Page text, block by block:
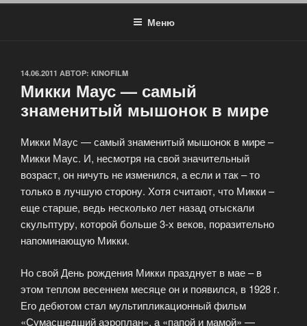
Меню
ОПУБЛИКОВАНО
14.06.2011 АВТОР: KINOFILM
Микки Маус — самый
знаменитый мышонок в мире
Микки Маус — самый знаменитый мышонок в мире –
Микки Маус. И, несмотря на свой значительный
возраст, он ничуть не изменился, а если и так – то
только в лучшую сторону. Хотя считают, что Микки –
еще старше, ведь несколько лет назад отыскали
скульптуру, которой больше 3-х веков, поразительно
напоминающую Микки.
Но свой День рождения Микки празднует в мае – в
этом теплом весеннем месяце он и появился, в 1928 г.
Его дебютом стал мультипликационный фильм
«Сумасшедший аэроплан», а «папой и мамой» —